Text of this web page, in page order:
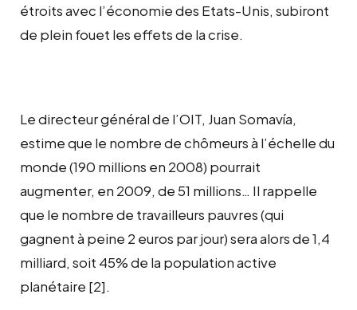
étroits avec l’économie des Etats-Unis, subiront
de plein fouet les effets de la crise.
Le directeur général de l’OIT, Juan Somavía,
estime que le nombre de chômeurs à l’échelle du
monde (190 millions en 2008) pourrait
augmenter, en 2009, de 51 millions… Il rappelle
que le nombre de travailleurs pauvres (qui
gagnent à peine 2 euros par jour) sera alors de 1,4
milliard, soit 45% de la population active
planétaire [2].